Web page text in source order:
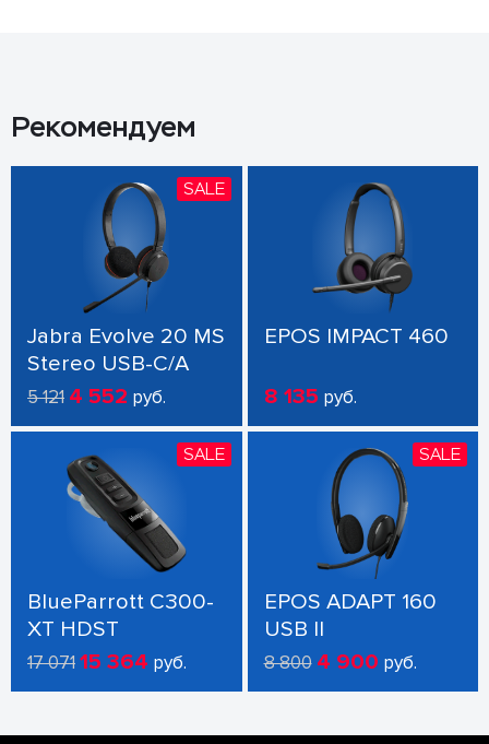
Рекомендуем
SALE
Jabra Evolve 20 MS
Stereo USB-C/A
5 121 4 552 руб.
EPOS IMPACT 460
8 135 руб.
SALE
BlueParrott C300-
XT HDST
17 07115 364 руб.
SALE
EPOS ADAPT 160
USB II
8 800 4 900 руб.